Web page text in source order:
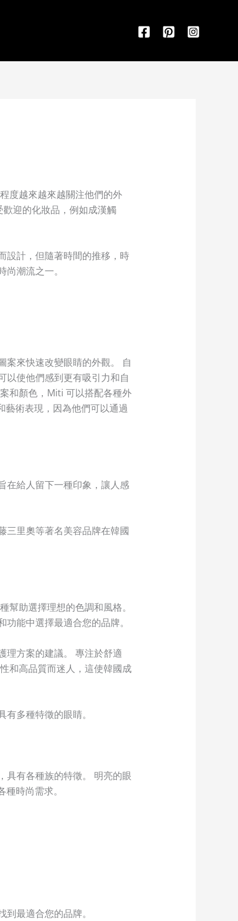
度越來越來越關注他們的外
迎的化妝品，例如成漢觸
設計，但隨著時間的推移，時
潮流之一。
案來快速改變眼睛的外觀。 自
以使他們感到更有吸引力和自
和顏色，Miti 可以搭配各種外
術表現，因為他們可以通過
在給人留下一種印象，讓人感
三里奧等著名美容品牌在韓國
助選擇理想的色調和風格。
能中選擇最適合您的品牌。
理方案的建議。 專注於舒適
和高品質而迷人，這使韓國成
多種特徵的眼睛。
具有各種族的特徵。 明亮的眼
時尚需求。
最適合您的品牌。